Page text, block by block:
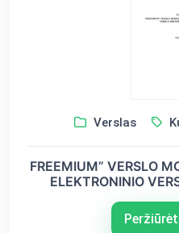
Verslas
FREEMIUM” VERSLO
ELEKTRONINIO